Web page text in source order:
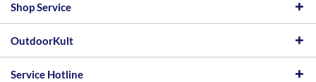
Shop Service
OutdoorKult
Service Hotline